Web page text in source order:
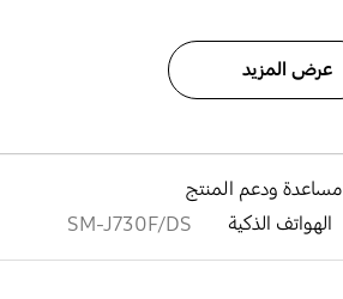
عرض المزيد
مساعدة ودعم المنتج
الهواتف الذكية SM-J730F/DS